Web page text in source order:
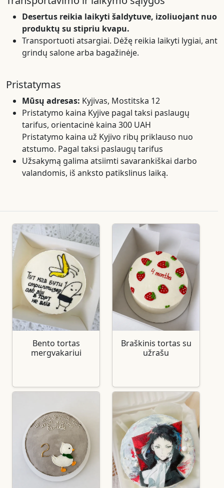
Desertus reikia laikyti šaldytuve, izoliuojant nuo
produktų su stipriu kvapu.
Transportuoti atsargiai. Dėžę reikia laikyti lygiai, ant
grindų salone arba bagažinėje.
Pristatymas
Mūsų adresas: Kyjivas, Mostitska 12
Pristatymo kaina Kyjive pagal taksi paslaugų
tarifus, orientacinė kaina 300 UAH
Pristatymo kaina už Kyjivo ribų priklauso nuo
atstumo. Pagal taksi paslaugų tarifus
Užsakymą galima atsiimti savarankiškai darbo
valandomis, iš anksto patikslinus laiką.
Bento tortas
mergvakariui
Braškinis tortas su
užrašu